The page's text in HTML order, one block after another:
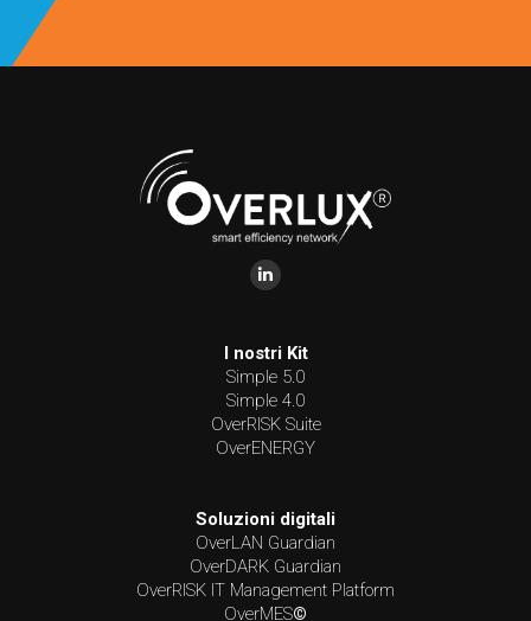
I nostri Kit
Simple 5.0
Simple 4.0
OverRISK Suite
OverENERGY
Soluzioni digitali
OverLAN Guardian
OverDARK Guardian
OverRISK IT Management Platform
OverMES©